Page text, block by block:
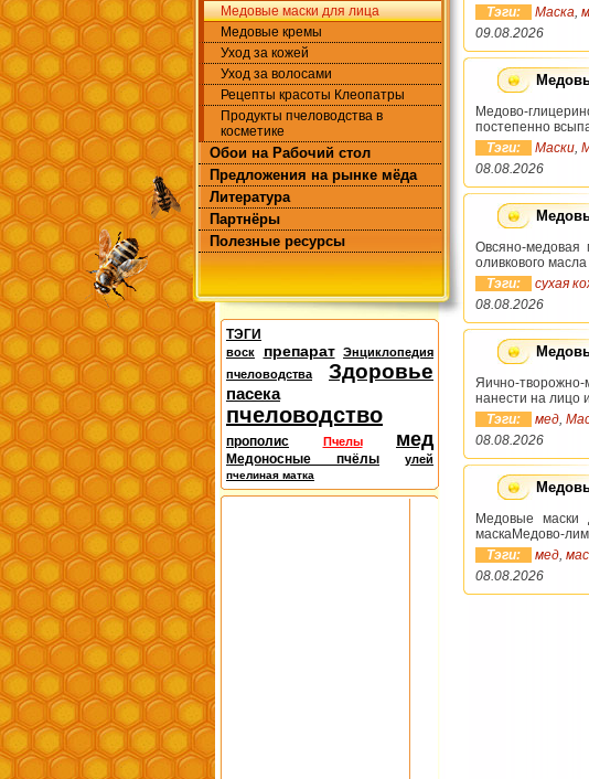
Медовые маски для лица
Медовые кремы
Уход за кожей
Уход за волосами
Рецепты красоты Клеопатры
Продукты пчеловодства в
косметике
Обои на Рабочий стол
Предложения на рынке мёда
Литература
Партнёры
Полезные ресурсы
ТЭГИ
воск препарат
Энциклопедия
пчеловодства
Здоровье
пасека
пчеловодство
прополис Пчелы мед
Медоносные пчёлы улей
пчелиная матка
Тэги:
Маска,
09.08.2026
Медово-
постепенно
Тэги:
Маски,
08.08.2026
Овсяно-медовая
оливкового
Тэги:
сухая
08.08.2026
Яично-творожно-
нанести на лицо
Тэги:
мед,
08.08.2026
Медовые маски
маскаМедово-
Тэги:
мед,
08.08.2026